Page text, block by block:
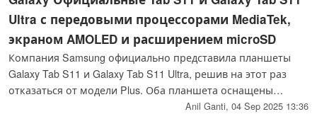
Ultra с передовыми процессорами MediaTek,
экраном AMOLED и расширением microSD
Компания Samsung официально представила планшеты
Galaxy Tab S11 и Galaxy Tab S11 Ultra, решив на этот раз
отказаться от модели Plus. Оба планшета оснащены
процессором MediaTek Dimensity 9400+ SoC и не
Anil Ganti, 04 Sep 2025 13:36